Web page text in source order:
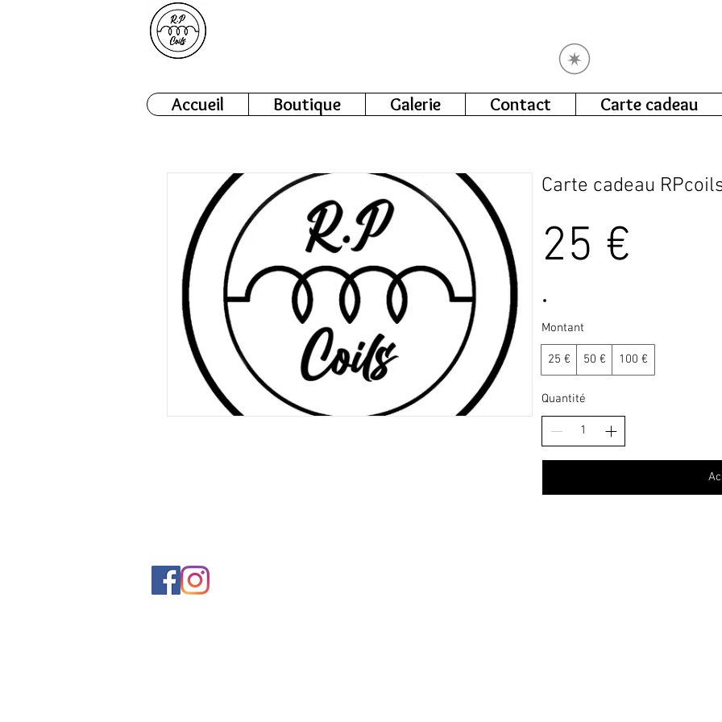
Accueil Boutique Galerie Contact Carte cadeau
Carte cadeau
25 €
Montant
25 € 50 € 100 €
Quantité